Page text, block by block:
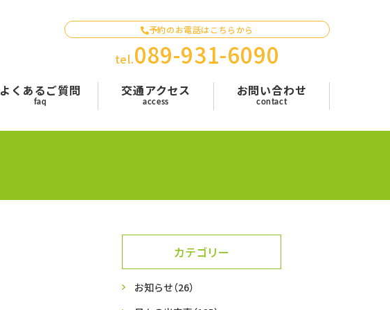
予約のお電話はこちらから
tel.089-931-6090
よくあるご質問
faq
交通アクセス
access
お問い合わせ
contact
カテゴリー
お知らせ（26）